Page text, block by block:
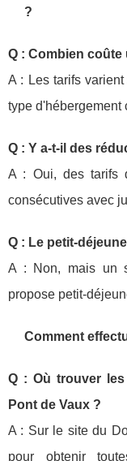
?
Q : Combien coûte
A : Les tarifs
type d'hébergement
Q : Y a-t-il des
A : Oui, des tarifs
consécutives avec
Q : Le petit-
A : Non, mais un
propose petit-
Comment
Q : Où trouver
Pont de Vaux ?
A : Sur le site du
pour obtenir